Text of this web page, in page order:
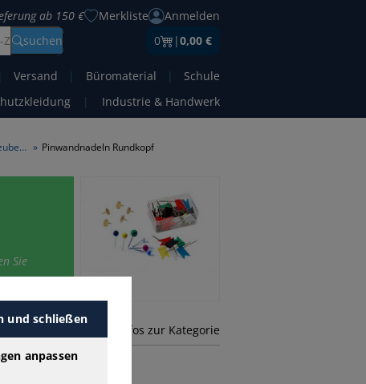
ab 150 € Merkliste
Anmelden
Z
suchen 0 |0,00 €
Versand | Büromaterial |
Schule
| Industrie & Handwerk
Pinwandtafeln / Pinwandtafelzubehör » Pinwandnadeln Rundkopf
Sie
mehr Infos zur Kategorie
und schließen
anpassen